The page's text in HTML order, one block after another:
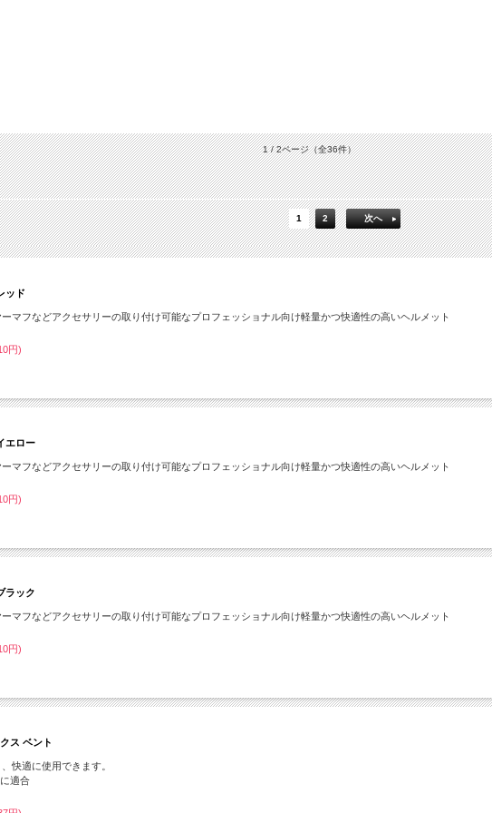
1 / 2ページ（全36件）
1 2 次へ
ッド
マフなどアクセサリーの取り付け可能なプロフェッショナル向け軽量かつ快適性の高いヘルメット
円)
エロー
マフなどアクセサリーの取り付け可能なプロフェッショナル向け軽量かつ快適性の高いヘルメット
円)
ラック
マフなどアクセサリーの取り付け可能なプロフェッショナル向け軽量かつ快適性の高いヘルメット
円)
ス ベント
快適に使用できます。
適合